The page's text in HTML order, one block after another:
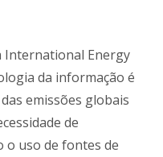
International Energy
da informação é
emissões globais
de
o uso de fontes de